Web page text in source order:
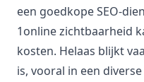
een goedkope SEO-
1online zichtbaarheid
kosten. Helaas blijkt
is, vooral in een